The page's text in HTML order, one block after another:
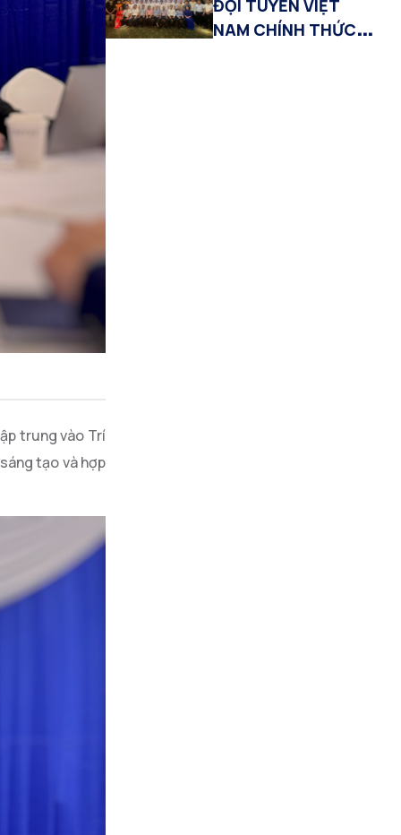
trung vào Trí
tạo và hợp
ĐỘI TUYỂN VIỆT
NAM CHÍNH THỨC